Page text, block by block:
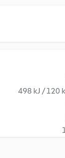
498 kJ / 120